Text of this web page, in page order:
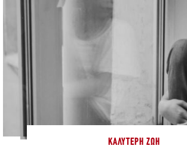
ΚΑΛΎΤΕΡΗ ΖΩΉ